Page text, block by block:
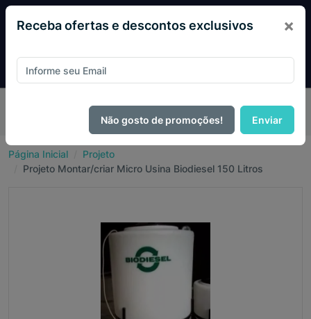
Desconto exclusivo! Pague com
PIX e ganhe 14% OFF em
todo o site no mês de Agosto.
Página Inicial
Projeto
Projeto Montar/criar Micro Usina Biodiesel 150 Litros
Receba ofertas e descontos exclusivos ×
Não gosto de promoções! Enviar